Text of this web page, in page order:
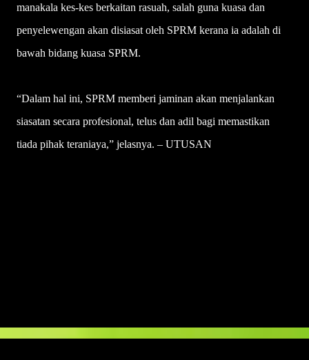
manakala kes-kes berkaitan rasuah, salah guna kuasa dan
penyelewengan akan disiasat oleh SPRM kerana ia adalah di
bawah bidang kuasa SPRM.
“Dalam hal ini, SPRM memberi jaminan akan menjalankan
siasatan secara profesional, telus dan adil bagi memastikan
tiada pihak teraniaya,” jelasnya. – UTUSAN
a